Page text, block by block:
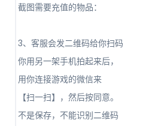
截图需要充值的物品：
3、客服会发二维码给你扫码
你用另一架手机拍起来后，
用你连接游戏的微信来
【扫一扫】，然后按同意。
️不是保存，不能识别二维码